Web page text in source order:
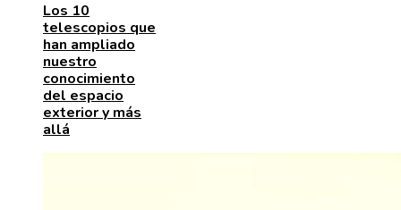
Los 10
telescopios que
han ampliado
nuestro
conocimiento
del espacio
exterior y más
allá